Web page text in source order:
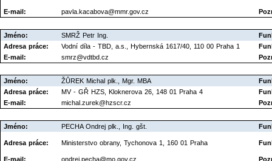
E-mail: pavla.kacabova@mmr.gov.cz
Jméno: SMRŽ Petr Ing.
Adresa práce:
Vodní díla - TBD, a.s., Hybernská 1617/40, 110 00 Praha 1
E-mail:
smrz@vdtbd.cz
Jméno: ŽŮREK Michal plk., Mgr. MBA
Adresa práce:
MV - GŘ HZS, Kloknerova 26, 148 01 Praha 4
E-mail:
michal.zurek@hzscr.cz
Jméno: PECHA Ondrej plk., Ing. gšt.
Adresa práce: Ministerstvo obrany, Tychonova 1, 160 01 Praha
E-mail: ondrej.pecha@mo.gov.cz